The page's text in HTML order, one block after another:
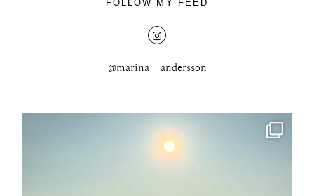
FOLLOW MY FEED
@marina__andersson